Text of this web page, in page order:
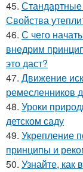
45. Стандартные
Свойства
46. С чего
внедрим
это даст?
47. Движение
ремесленников
48. Уроки
детском саду
49. Укрепление
принципы и
50. Узнайте, как